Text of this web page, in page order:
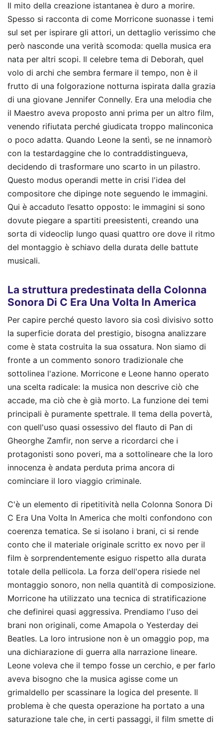
Il mito della creazione istantanea è duro a morire.
Spesso si racconta di come Morricone suonasse i temi
sul set per ispirare gli attori, un dettaglio verissimo che
però nasconde una verità scomoda: quella musica era
nata per altri scopi. Il celebre tema di Deborah, quel
volo di archi che sembra fermare il tempo, non è il
frutto di una folgorazione notturna ispirata dalla grazia
di una giovane Jennifer Connelly. Era una melodia che
il Maestro aveva proposto anni prima per un altro film,
venendo rifiutata perché giudicata troppo malinconica
o poco adatta. Quando Leone la sentì, se ne innamorò
con la testardaggine che lo contraddistingueva,
decidendo di trasformare uno scarto in un pilastro.
Questo modus operandi mette in crisi l'idea del
compositore che dipinge note seguendo le immagini.
Qui è accaduto l’esatto opposto: le immagini si sono
dovute piegare a spartiti preesistenti, creando una
sorta di videoclip lungo quasi quattro ore dove il ritmo
del montaggio è schiavo della durata delle battute
musicali.
La struttura predestinata della Colonna
Sonora Di C Era Una Volta In America
Per capire perché questo lavoro sia così divisivo sotto
la superficie dorata del prestigio, bisogna analizzare
come è stata costruita la sua ossatura. Non siamo di
fronte a un commento sonoro tradizionale che
sottolinea l'azione. Morricone e Leone hanno operato
una scelta radicale: la musica non descrive ciò che
accade, ma ciò che è già morto. La funzione dei temi
principali è puramente spettrale. Il tema della povertà,
con quell'uso quasi ossessivo del flauto di Pan di
Gheorghe Zamfir, non serve a ricordarci che i
protagonisti sono poveri, ma a sottolineare che la loro
innocenza è andata perduta prima ancora di
cominciare il loro viaggio criminale.
C'è un elemento di ripetitività nella Colonna Sonora Di
C Era Una Volta In America che molti confondono con
coerenza tematica. Se si isolano i brani, ci si rende
conto che il materiale originale scritto ex novo per il
film è sorprendentemente esiguo rispetto alla durata
totale della pellicola. La forza dell'opera risiede nel
montaggio sonoro, non nella quantità di composizione.
Morricone ha utilizzato una tecnica di stratificazione
che definirei quasi aggressiva. Prendiamo l'uso dei
brani non originali, come Amapola o Yesterday dei
Beatles. La loro intrusione non è un omaggio pop, ma
una dichiarazione di guerra alla narrazione lineare.
Leone voleva che il tempo fosse un cerchio, e per farlo
aveva bisogno che la musica agisse come un
grimaldello per scassinare la logica del presente. Il
problema è che questa operazione ha portato a una
saturazione tale che, in certi passaggi, il film smette di